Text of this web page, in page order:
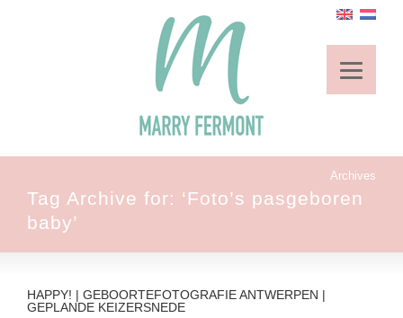
Archives
Tag Archive for: ‘Foto’s pasgeboren
baby’
HAPPY! | GEBOORTEFOTOGRAFIE ANTWERPEN |
GEPLANDE KEIZERSNEDE